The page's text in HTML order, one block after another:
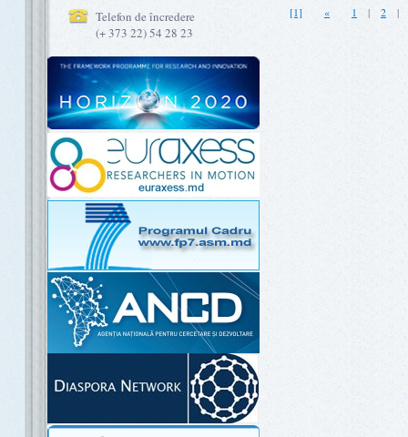
Telefon de încredere
(+ 373 22) 54 28 23
[1] « 1 | 2